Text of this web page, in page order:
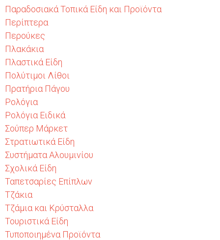
Παραδοσιακά Τοπικά Είδη και Προϊόντα
Περίπτερα
Περούκες
Πλακάκια
Πλαστικά Είδη
Πολύτιμοι Λίθοι
Πρατήρια Πάγου
Ρολόγια
Ρολόγια Ειδικά
Σούπερ Μάρκετ
Στρατιωτικά Είδη
Συστήματα Αλουμινίου
Σχολικά Είδη
Ταπετσαρίες Επίπλων
Τζάκια
Τζάμια και Κρύσταλλα
Τουριστικά Είδη
Τυποποιημένα Προϊόντα